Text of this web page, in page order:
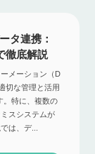
タ連携：
徹底解説
メーション（D
切な管理と活用
。特に、複数の
スシステムが
は、デ...